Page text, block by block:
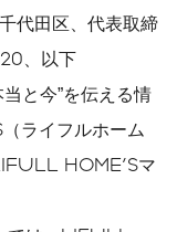
代田区、代表取締
、以下
と今”を伝える情
ライフルホーム
HOME'Sマ